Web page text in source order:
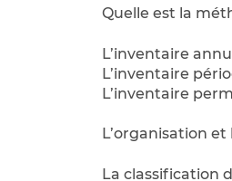
Quelle est la
L’inventaire
L’inventaire
L’inventaire
L’organisation
La classification